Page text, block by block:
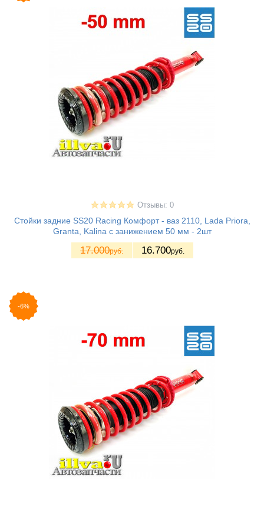
Отзывы: 0
Стойки задние SS20 Racing Комфорт - ваз 2110, Lada Priora,
Granta, Kalina с занижением 50 мм - 2шт
17.000руб. 16.700руб.
-6%